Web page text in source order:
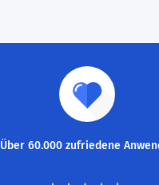
Über 60.000 zufriedene